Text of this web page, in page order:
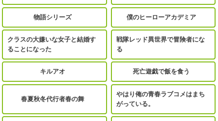
物語シリーズ 僕のヒーローアカデミア
クラスの大嫌いな女子と結婚す
ることになった
戦隊レッド異世界で冒険者にな
る
キルアオ 死亡遊戯で飯を食う
春夏秋冬代行者春の舞
やはり俺の青春ラブコメはまち
がっている。